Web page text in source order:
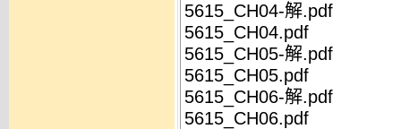
5615_CH04-解.pdf
5615_CH04.pdf
5615_CH05-解.pdf
5615_CH05.pdf
5615_CH06-解.pdf
5615_CH06.pdf